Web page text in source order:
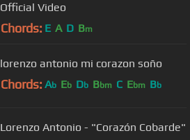
Official Video
Chords: E A D Bm
lorenzo antonio mi corazon soño
Chords: Ab Eb Db Bbm C Ebm Bb
Lorenzo Antonio - "Corazón Cobarde"